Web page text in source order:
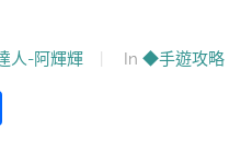
人-阿輝輝 In ◆手遊攻略